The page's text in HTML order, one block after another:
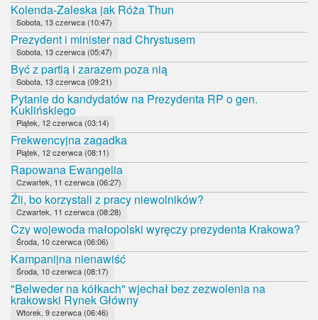
Kolenda-Zaleska jak Róża Thun
Sobota, 13 czerwca (10:47)
Prezydent i minister nad Chrystusem
Sobota, 13 czerwca (05:47)
Być z partią i zarazem poza nią
Sobota, 13 czerwca (09:21)
Pytanie do kandydatów na Prezydenta RP o gen.
Kuklińskiego
Piątek, 12 czerwca (03:14)
Frekwencyjna zagadka
Piątek, 12 czerwca (08:11)
Rapowana Ewangelia
Czwartek, 11 czerwca (06:27)
Źli, bo korzystali z pracy niewolników?
Czwartek, 11 czerwca (08:28)
Czy wojewoda małopolski wyręczy prezydenta Krakowa?
Środa, 10 czerwca (06:06)
Kampanijna nienawiść
Środa, 10 czerwca (08:17)
"Belweder na kółkach" wjechał bez zezwolenia na
krakowski Rynek Główny
Wtorek, 9 czerwca (06:46)